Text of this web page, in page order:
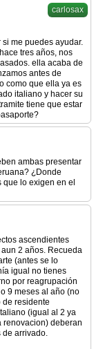
carlosax
me puedes ayudar.
tres años, nos
ella acaba de
antes de
como que ella ya es
italiano y hacer su
tiene que estar
ambas presentar
¿Donde
lo exigen en el
ascendientes
2 años. Recueda
(antes se lo
igual no tienes
por reagrupación
9 meses al año (no
de residente
(igual al 2 ya
renovacion) deberan
de arrivado.